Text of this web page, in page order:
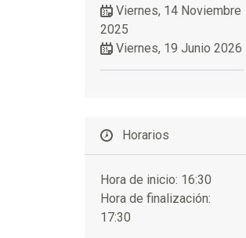
Viernes, 14 Noviembre
2025
Viernes, 19 Junio 2026
Horarios
Hora de inicio: 16:30
Hora de finalización:
17:30